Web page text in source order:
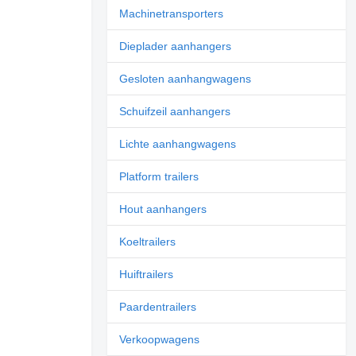
Machinetransporters
Dieplader aanhangers
Gesloten aanhangwagens
Schuifzeil aanhangers
Lichte aanhangwagens
Platform trailers
Hout aanhangers
Koeltrailers
Huiftrailers
Paardentrailers
Verkoopwagens